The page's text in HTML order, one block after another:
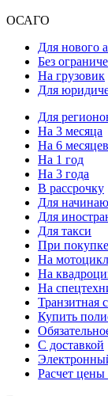
ОСАГО
Для нового
Без
На грузовик
Для
Для
На 3 месяца
На 6 месяцев
На 1 год
На 3 года
В рассрочку
Для
Для
Для такси
При
На
На
На
Транзитная
Купить
С доставкой
Расчет цены